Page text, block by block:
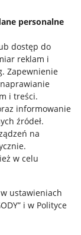
personalne
dostęp do
reklam i
. Zapewnienie
i treści.
informowanie
źródeł.
na
.
w celu
ustawieniach
i w Polityce